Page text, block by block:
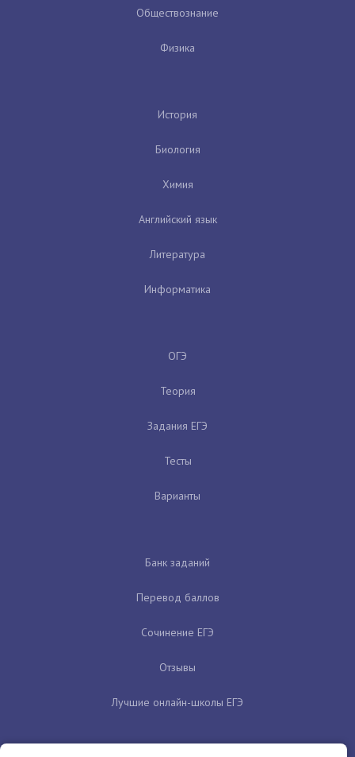
Обществознание
Физика
История
Биология
Химия
Английский язык
Литература
Информатика
ОГЭ
Теория
Задания ЕГЭ
Тесты
Варианты
Банк заданий
Перевод баллов
Сочинение ЕГЭ
Отзывы
Лучшие онлайн-школы ЕГЭ